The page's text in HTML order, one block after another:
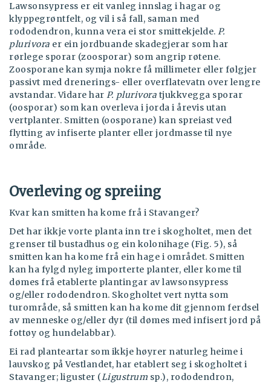
Lawsonsypress er eit vanleg innslag i hagar og
klyppegrøntfelt, og vil i så fall, saman med
rododendron, kunna vera ei stor smittekjelde. P.
plurivora er ein jordbuande skadegjerar som har
rørlege sporar (zoosporar) som angrip røtene.
Zoosporane kan symja nokre få millimeter eller følgjer
passivt med drenerings- eller overflatevatn over lengre
avstandar. Vidare har P. plurivora tjukkvegga sporar
(oosporar) som kan overleva i jorda i årevis utan
vertplanter. Smitten (oosporane) kan spreiast ved
flytting av infiserte planter eller jordmasse til nye
område.
Overleving og spreiing
Kvar kan smitten ha kome frå i Stavanger?
Det har ikkje vorte planta inn tre i skogholtet, men det
grenser til bustadhus og ein kolonihage (Fig. 5), så
smitten kan ha kome frå ein hage i området. Smitten
kan ha fylgd nyleg importerte planter, eller kome til
dømes frå etablerte plantingar av lawsonsypress
og/eller rododendron. Skogholtet vert nytta som
turområde, så smitten kan ha kome dit gjennom ferdsel
av menneske og/eller dyr (til dømes med infisert jord på
fottøy og hundelabbar).
Ei rad planteartar som ikkje høyrer naturleg heime i
lauvskog på Vestlandet, har etablert seg i skogholtet i
Stavanger; liguster (Ligustrum sp.), rododendron,